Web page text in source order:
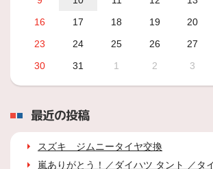
16
17 18 19 20
23
24 25 26 27
30
31 1 2 3
最近の投稿
スズキ ジムニータイヤ交換
嵐ありがとう！／ダイハツ タント ／タ